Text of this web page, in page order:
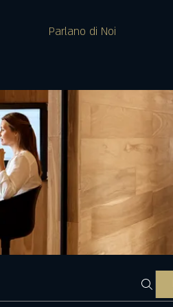
Parlano di Noi